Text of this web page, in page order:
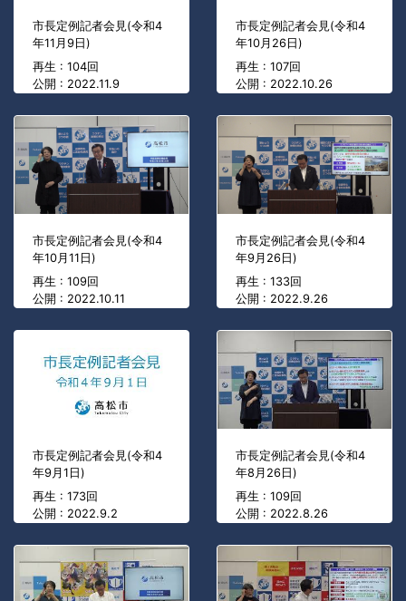
市長定例記者会見(令和4
年11月9日)
再生 : 104回
公開 : 2022.11.9
市長定例記者会見(令和4
年10月26日)
再生 : 107回
公開 : 2022.10.26
市長定例記者会見(令和4
年10月11日)
再生 : 109回
公開 : 2022.10.11
市長定例記者会見(令和4
年9月26日)
再生 : 133回
公開 : 2022.9.26
市長定例記者会見(令和4
年9月1日)
再生 : 173回
公開 : 2022.9.2
市長定例記者会見(令和4
年8月26日)
再生 : 109回
公開 : 2022.8.26